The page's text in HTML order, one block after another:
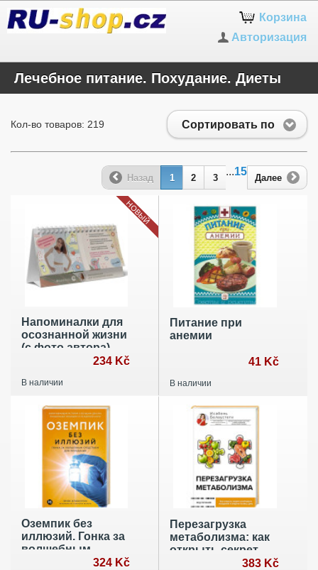
Корзина
Авторизация
Лечебное питание. Похудание. Диеты
Сортировать по
Кол-во товаров: 219
Назад 1 2 3
...15
Далее
Напоминалки для
осознанной жизни
(с фото автора)
234 Kč
В наличии
НОВЫЙ
Питание при
анемии
41 Kč
В наличии
Оземпик без
иллюзий. Гонка за
волшебным
средством для324 Kč
Перезагрузка
метаболизма: как
открыть секрет
383 Kč